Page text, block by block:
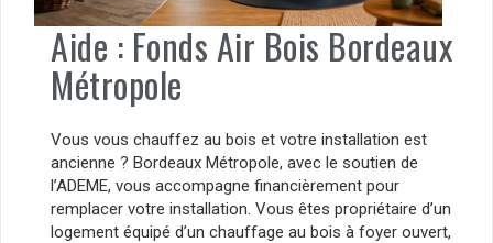
Aide : Fonds Air Bois Bordeaux
Métropole
Vous vous chauffez au bois et votre installation est
ancienne ? Bordeaux Métropole, avec le soutien de
l’ADEME, vous accompagne financièrement pour
remplacer votre installation. Vous êtes propriétaire d’un
logement équipé d’un chauffage au bois à foyer ouvert,